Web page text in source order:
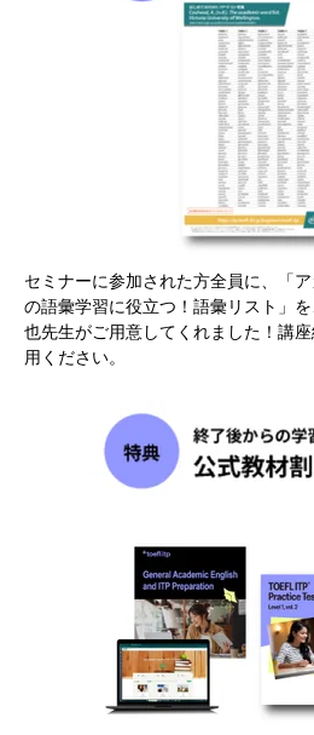
セミナーに参加された方全員に、「
の語彙学習に役立つ！語彙リスト」
也先生がご用意してくれました！講
用ください。